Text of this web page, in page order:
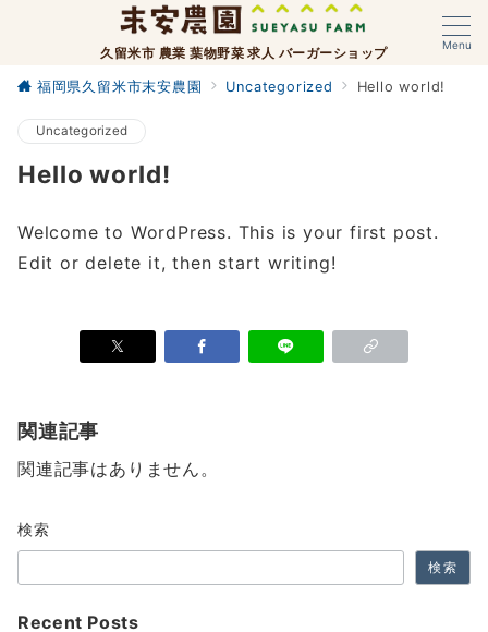
Menu
久留米市 農業 葉物野菜 求人 バーガーショップ
福岡県久留米市末安農園 Uncategorized Hello world!
Uncategorized
Hello world!
Welcome to WordPress. This is your first post.
Edit or delete it, then start writing!
関連記事
関連記事はありません。
検索
検索
Recent Posts